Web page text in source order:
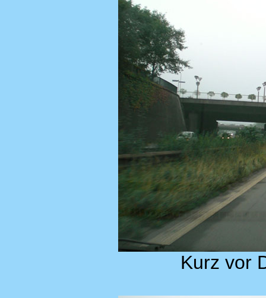
Kurz vor